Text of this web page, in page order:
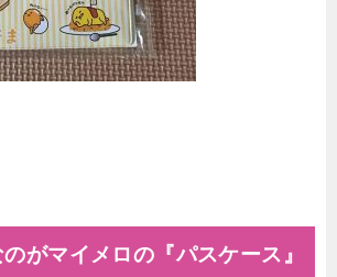
がマイメロの『パスケース』